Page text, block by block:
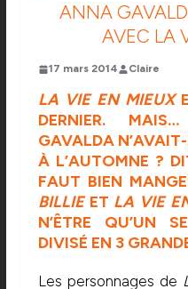
ANNA
AVEC LA
17 mars 2014 Claire
LA VIE EN MIEUX
DERNIER.
GAVALDA
À L’AUTOMNE ?
FAUT BIEN
BILLIEET LA VIE
N’ÊTRE QU’UN
DIVISÉ EN 3
Les personnages de